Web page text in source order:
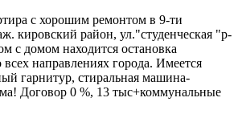
с хорошим ремонтом в 9-ти
кировский район, ул."студенческая "р-
с домом находится остановка
направлениях города. Имеется
гарнитур, стиральная машина-
Договор 0 %, 13 тыс+коммунальные